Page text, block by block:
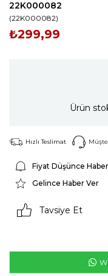
22K000082
(22K000082)
₺299,99
Ürün
Hızlı Teslimat
Fiyat Düşünce
Gelince Haber Ver
Tavsiye Et